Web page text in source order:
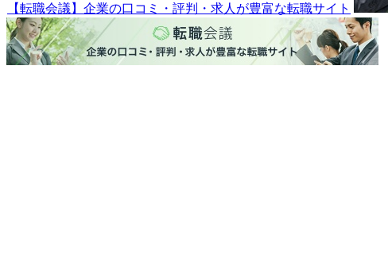
【転職会議】企業の口コミ・評判・求人が豊富な転職サイト